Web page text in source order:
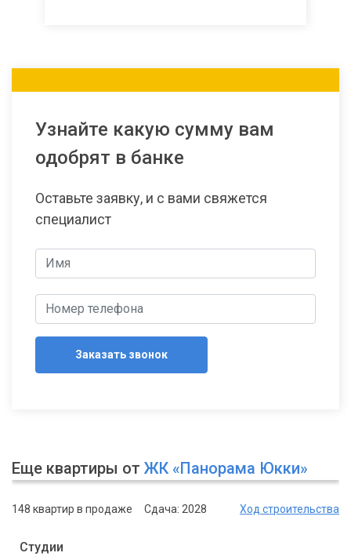
Узнайте какую сумму вам
одобрят в банке
Оставьте заявку, и с вами свяжется
специалист
Заказать звонок
Еще квартиры от ЖК «Панорама Юкки»
148 квартир в продаже Сдача: 2028 Ход строительства
Студии